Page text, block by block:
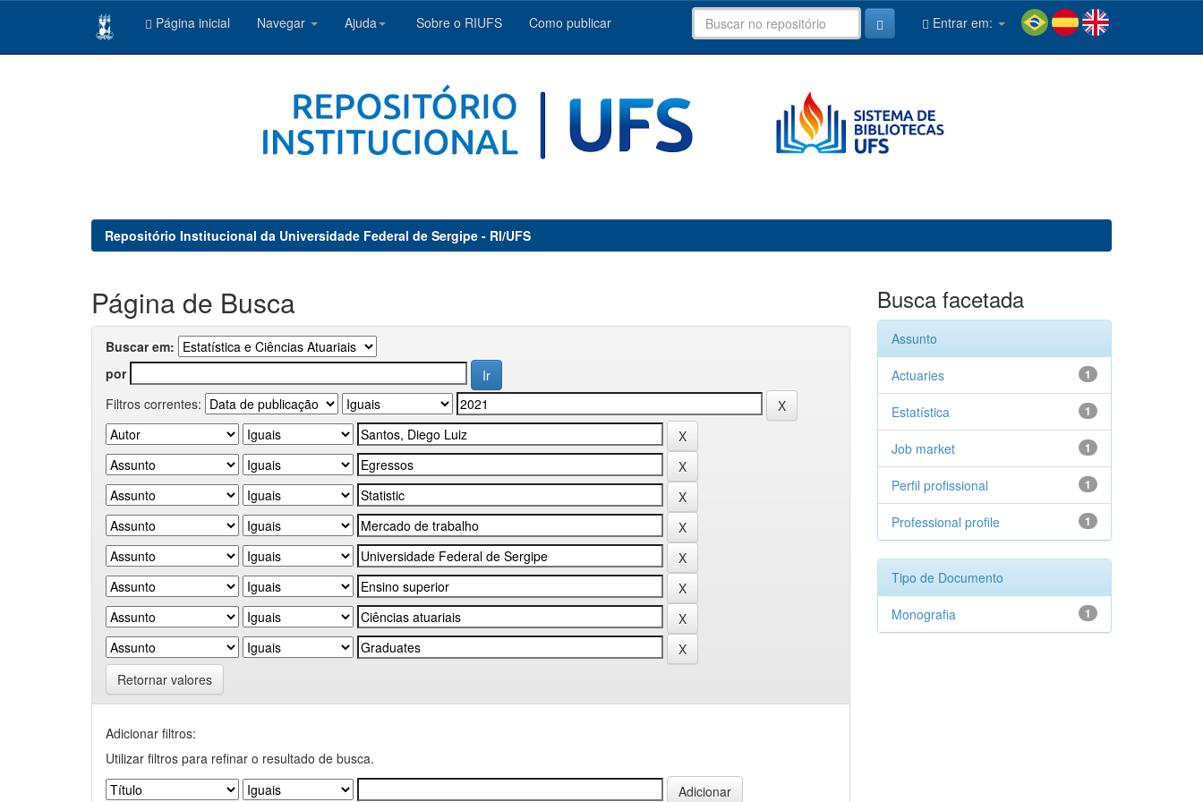
Página inicial Navegar Ajuda Sobre o RIUFS Como publicar Entrar em:
Repositório Institucional da Universidade Federal de Sergipe - RI/UFS
Página de Busca
Buscar em:
por
Filtros correntes:
Retornar valores
Adicionar filtros:
Utilizar filtros para refinar o resultado de busca.
Busca facetada
Assunto
1
Actuaries
1
Estatística
1
Job market
1
Perfil profissional
1
Professional profile
Tipo de Documento
1
Monografia